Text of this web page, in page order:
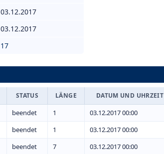
03.12.2017
03.12.2017
17
STATUS LÄNGE
DATUM UND UHRZEIT
beendet 1 03.12.2017 00:00
beendet 1 03.12.2017 00:00
beendet 7 03.12.2017 00:00